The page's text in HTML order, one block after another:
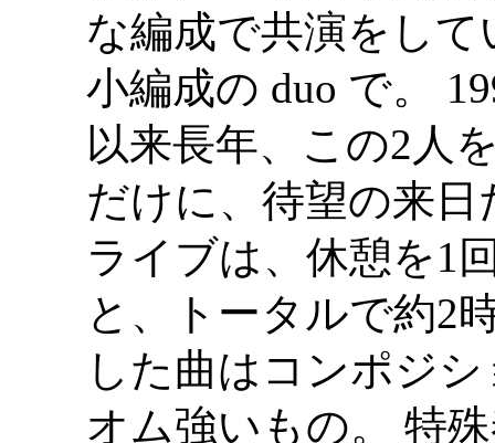
な編成で共演をし
小編成の duo で。
以来長年、この2人
だけに、待望の来
ライブは、休憩を1
と、トータルで約2
した曲はコンポジ
オム強いもの。 特